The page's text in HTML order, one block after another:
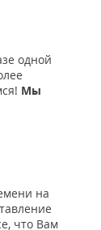
одной
Мы
на
что Вам